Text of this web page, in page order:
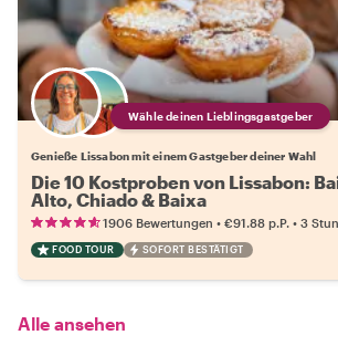
Wähle deinen Lieblingsgastgeber
Genieße Lissabon mit einem Gastgeber deiner Wahl
Die 10 Kostproben von Lissabon:
Alto, Chiado & Baixa
1906 Bewertungen • €91.88 p.P. • 3
FOOD TOUR SOFORT BESTÄTIGT
Alle ansehen